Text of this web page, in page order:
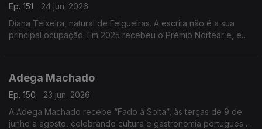
Ep. 151
24 jun. 2026
Diana Teixeira, natural de Felgueiras. A escrita não é a sua
principal ocupação. Em 2025 recebeu o Prémio Nortear e, em
Adega Machado
Ep. 150
23 jun. 2026
A Adega Machado recebe “Fado à Solta”, às terças de 9 de
junho a agosto, celebrando cultura e gastronomia portuguesa.